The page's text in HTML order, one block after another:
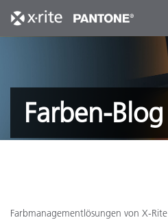
Farben-Blog
Farbmanagementlösungen von X-Rite